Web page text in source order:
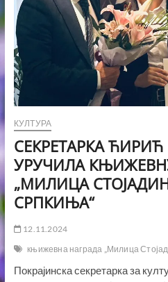
КУЛТУРА
СЕКРЕТАРКА
УРУЧИЛА
„МИЛИЦА
СРПКИЊА“
12.11.2024
књижевна награда „Милица
Покрајинска секретарка за